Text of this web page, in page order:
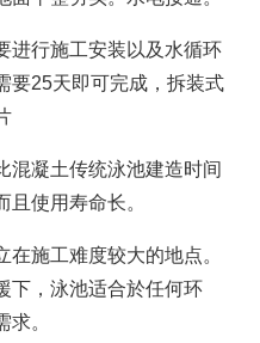
进行施工安装以及水循环
要25天即可完成，拆装式
混凝土传统泳池建造时间
使用寿命长。
施工难度较大的地点。
下，泳池适合於任何环
。